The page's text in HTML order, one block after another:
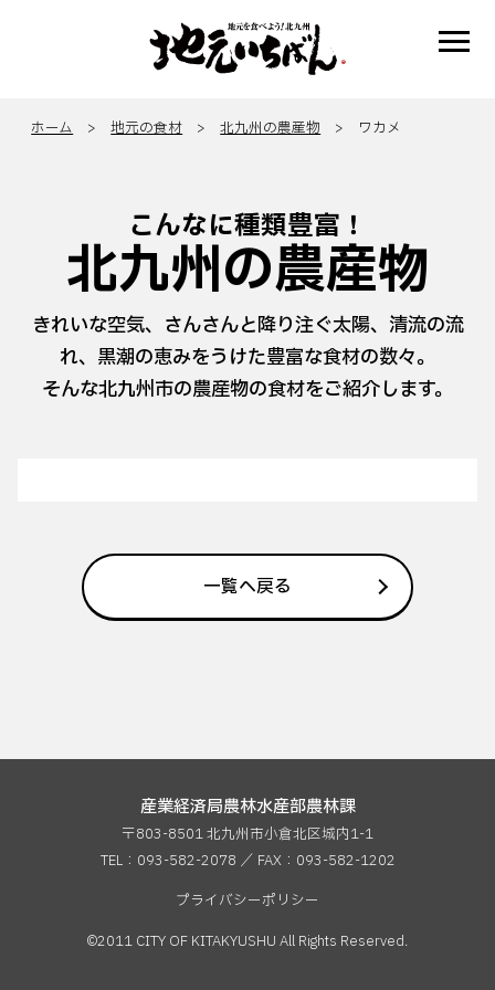
ホーム >地元の食材 >北九州の農産物 > ワカメ
こんなに種類豊富！
北九州の農産物
きれいな空気、さんさんと降り注ぐ太陽、清流の流
れ、黒潮の恵みをうけた豊富な食材の数々。
そんな北九州市の農産物の食材をご紹介します。
一覧へ戻る
産業経済局農林水産部農林課
〒803-8501 北九州市小倉北区城内1-1
TEL：093-582-2078 ／ FAX： 093-582-1202
プライバシーポリシー
©2011 CITY OF KITAKYUSHU All Rights Reserved.